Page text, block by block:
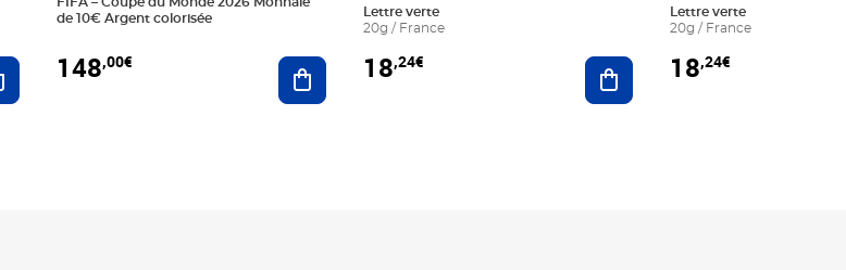
Ajouter au panier
de 10€ Argent colorisée
148,00€ Ajouter au panier
Lettre verte
20g / France
18,24€ Ajouter au panier
Lettre verte
20g / France
18,24€